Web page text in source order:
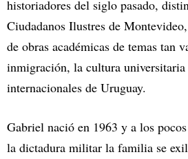
historiadores del siglo pasado,
Ciudadanos Ilustres de
de obras académicas de temas tan
inmigración, la cultura
internacionales de Uruguay.
Gabriel nació en 1963 y a los
la dictadura militar la familia se